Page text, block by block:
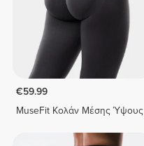
€59.99
MuseFit Κολάν Μέσης Ύψους